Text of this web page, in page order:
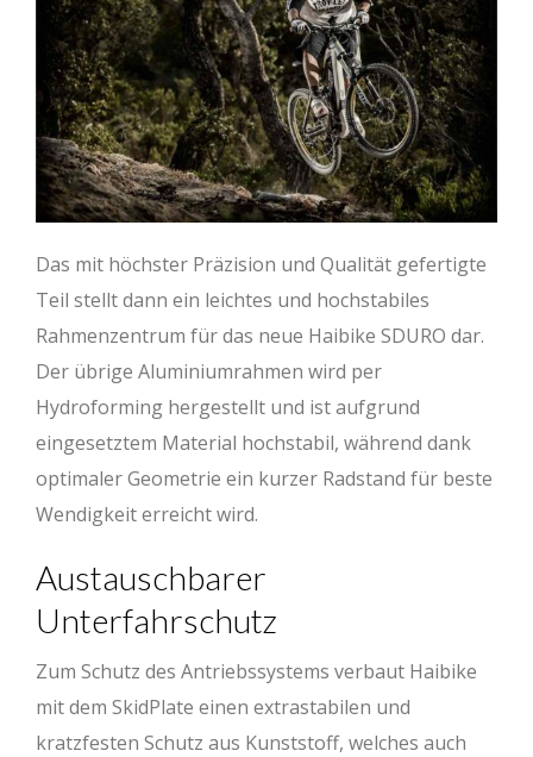
Das mit höchster Präzision und Qualität gefertigte
Teil stellt dann ein leichtes und hochstabiles
Rahmenzentrum für das neue Haibike SDURO dar.
Der übrige Aluminiumrahmen wird per
Hydroforming hergestellt und ist aufgrund
eingesetztem Material hochstabil, während dank
optimaler Geometrie ein kurzer Radstand für beste
Wendigkeit erreicht wird.
Austauschbarer
Unterfahrschutz
Zum Schutz des Antriebssystems verbaut Haibike
mit dem SkidPlate einen extrastabilen und
kratzfesten Schutz aus Kunststoff, welches auch